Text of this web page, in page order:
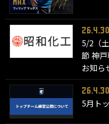
26.4.30
5/2（
節 神
お知ら
26.4.30
5月ト